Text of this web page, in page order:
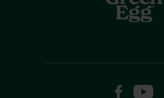
FACEBOOK